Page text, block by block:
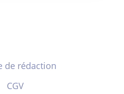
de rédaction
CGV